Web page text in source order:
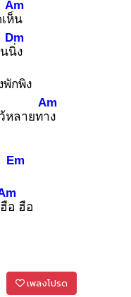
ห็น
Am
นิ่ง
Dm
พักพิง
หลายทาง
Am
Em
อ ฮือ
เพลงโปรด